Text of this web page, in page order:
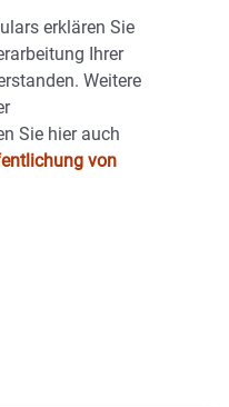
erklären Sie
Ihrer
Weitere
Sie hier auch
von